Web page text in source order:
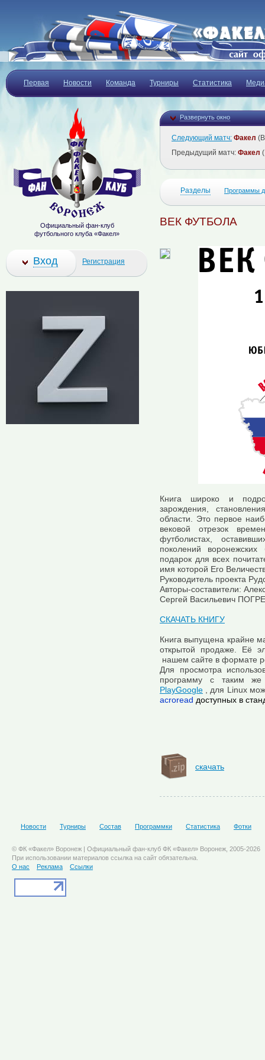
Первая Новости Команда Турниры Статистика
Развернуть окно
Следующий матч: Факел
Предыдущий матч: Факел
Разделы Программы
ВЕК ФУТБОЛА
Книга широко и
зарождения,
области. Это первое
вековой отрезок
футболистах,
поколений
подарок для всех
имя которой Его
Руководитель проекта
Авторы-составители:
Сергей Васильевич
СКАЧАТЬ КНИГУ
Книга выпущена крайне
открытой продаже. Её
нашем сайте в формате
Для просмотра
программу с таким
PlayGoogle , для Linux
acroread доступных в
скачать
Официальный фан-клуб
футбольного клуба «Факел»
Вход Регистрация
Новости Турниры Состав Программки Статистика Фотки
© ФК «Факел» Воронеж | Официальный фан-клуб ФК «Факел» Воронеж, 2005-2026
При использовании материалов ссылка на сайт обязательна.
О нас
Реклама Ссылки